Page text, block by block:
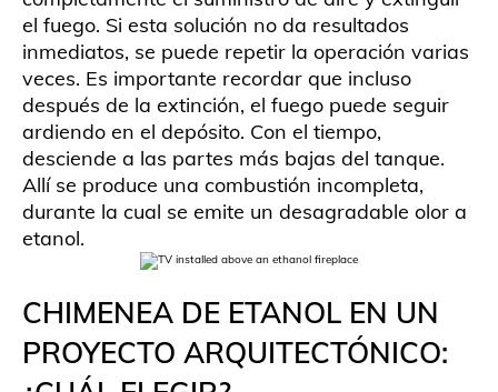
el fuego. Si esta solución no da resultados
inmediatos, se puede repetir la operación varias
veces. Es importante recordar que incluso
después de la extinción, el fuego puede seguir
ardiendo en el depósito. Con el tiempo,
desciende a las partes más bajas del tanque.
Allí se produce una combustión incompleta,
durante la cual se emite un desagradable olor a
etanol.
CHIMENEA DE ETANOL EN UN
PROYECTO ARQUITECTÓNICO: